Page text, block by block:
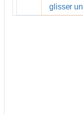
glisser